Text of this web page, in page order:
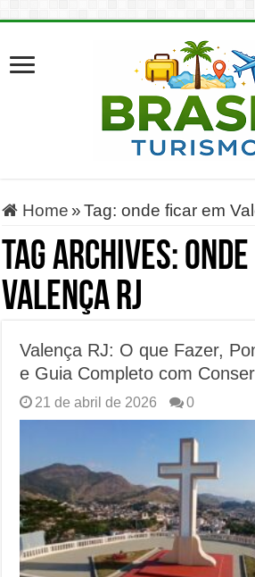
Home » Tag:onde ficar em
Tag Archives:
Valença RJ
Valença RJ: O que Fazer,
e Guia Completo com
21 de abril de 2026 0